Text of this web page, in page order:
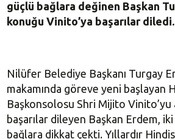
güçlü bağlara değinen Başkan
konuğu Vinito’ya başarılar diledi.
Nilüfer Belediye Başkanı Turgay
makamında göreve yeni başlayan
Başkonsolosu Shri Mijito Vinito’yu
başarılar dileyen Başkan Erdem,
bağlara dikkat çekti. Yıllardır